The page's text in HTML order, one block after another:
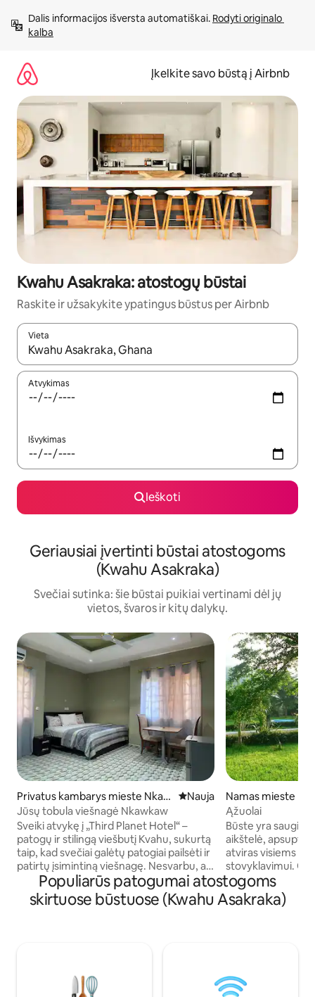
prie
turinio
Dalis informacijos išversta automatiškai. Rodyti originalo
kalba
Įkelkite savo būstą į Airbnb
Kwahu Asakraka: atostogų būstai
Raskite ir užsakykite ypatingus būstus per Airbnb
Vieta
Kai pasirodys paieškos rezultatai, juos naršyti galite
Atvykimas
Išvykimas
Ieškoti
Geriausiai įvertinti būstai atostogoms
(Kwahu Asakraka)
Svečiai sutinka: šie būstai puikiai vertinami dėl jų
vietos, švaros ir kitų dalykų.
Privatus kambarys mieste Nkaw
kaw
Nauja vieta apsistoti
Nauja
Jūsų tobula viešnagė Nkawkaw
Sveiki atvykę į „Third Planet Hotel“ –
patogų ir stilingą viešbutį Kvahu, sukurtą
taip, kad svečiai galėtų patogiai pailsėti ir
patirtų įsimintiną viešnagę. Nesvarbu, ar
keliaujate verslo reikalais, laisvalaikiu,
šeimos narių aplankymui, ar savaitgalio
išvykai, mūsų viešbutis užtikrina ramią
patogia vieta, leidžiančia lengvai tyrinėti
Namas mieste
Ąžuolai
Būste yra saugi
aikštelė, apsupta
atviras visiems
stovyklavimui.
viešasis
vietų, garsiosios
ir sklandymo su
užklausą
Populiarūs patogumai atostogoms
skirtuose būstuose (Kwahu Asakraka)